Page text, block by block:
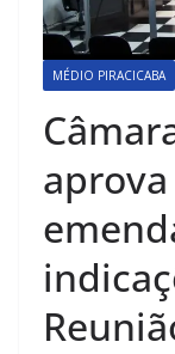
MÉDIO PIRACICABA